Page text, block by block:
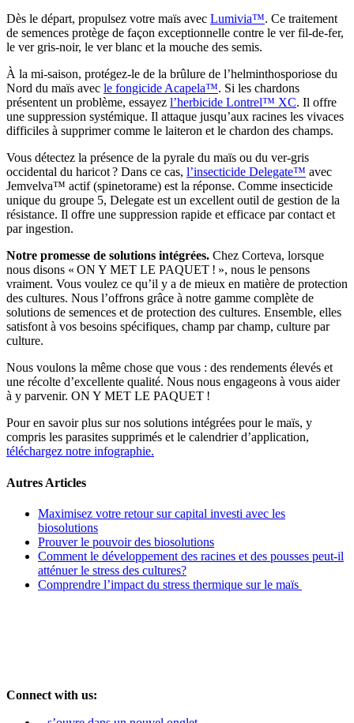
Dès le départ, propulsez votre maïs avec Lumivia™. Ce traitement
de semences protège de façon exceptionnelle contre le ver fil-de-fer,
le ver gris-noir, le ver blanc et la mouche des semis.
À la mi-saison, protégez-le de la brûlure de l’helminthosporiose du
Nord du maïs avec le fongicide Acapela™. Si les chardons
présentent un problème, essayez l’herbicide Lontrel™ XC. Il offre
une suppression systémique. Il attaque jusqu’aux racines les vivaces
difficiles à supprimer comme le laiteron et le chardon des champs.
Vous détectez la présence de la pyrale du maïs ou du ver-gris
occidental du haricot ? Dans ce cas, l’insecticide Delegate™ avec
Jemvelva™ actif (spinetorame) est la réponse. Comme insecticide
unique du groupe 5, Delegate est un excellent outil de gestion de la
résistance. Il offre une suppression rapide et efficace par contact et
par ingestion.
Notre promesse de solutions intégrées. Chez Corteva, lorsque
nous disons « ON Y MET LE PAQUET ! », nous le pensons
vraiment. Vous voulez ce qu’il y a de mieux en matière de protection
des cultures. Nous l’offrons grâce à notre gamme complète de
solutions de semences et de protection des cultures. Ensemble, elles
satisfont à vos besoins spécifiques, champ par champ, culture par
culture.
Nous voulons la même chose que vous : des rendements élevés et
une récolte d’excellente qualité. Nous nous engageons à vous aider
à y parvenir. ON Y MET LE PAQUET !
Pour en savoir plus sur nos solutions intégrées pour le maïs, y
compris les parasites supprimés et le calendrier d’application,
téléchargez notre infographie.
Autres Articles
Maximisez votre retour sur capital investi avec les
biosolutions
Prouver le pouvoir des biosolutions
Comment le développement des racines et des pousses peut-il
atténuer le stress des cultures?
Comprendre l’impact du stress thermique sur le maïs
Connect with us: